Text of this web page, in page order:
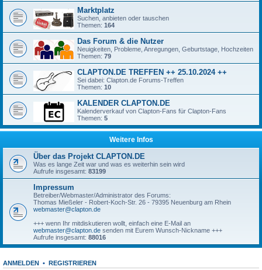
Marktplatz
Suchen, anbieten oder tauschen
Themen: 164
Das Forum & die Nutzer
Neuigkeiten, Probleme, Anregungen, Geburtstage, Hochzeiten
Themen: 79
CLAPTON.DE TREFFEN ++ 25.10.2024 ++
Sei dabei: Clapton.de Forums-Treffen
Themen: 10
KALENDER CLAPTON.DE
Kalenderverkauf von Clapton-Fans für Clapton-Fans
Themen: 5
Weitere Infos
Über das Projekt CLAPTON.DE
Was es lange Zeit war und was es weiterhin sein wird
Aufrufe insgesamt: 83199
Impressum
Betreiber/Webmaster/Administrator des Forums:
Thomas Mießeler - Robert-Koch-Str. 26 - 79395 Neuenburg am Rhein
webmaster@clapton.de
+++ wenn Ihr mitdiskutieren wollt, einfach eine E-Mail an
webmaster@clapton.de senden mit Eurem Wunsch-Nickname +++
Aufrufe insgesamt: 88016
ANMELDEN • REGISTRIEREN